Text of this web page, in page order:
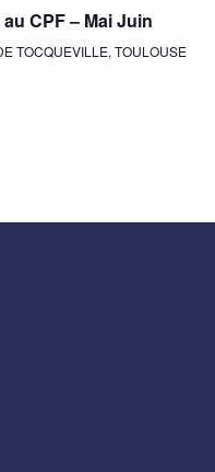
CPF – Mai Juin
TOCQUEVILLE, TOULOUSE